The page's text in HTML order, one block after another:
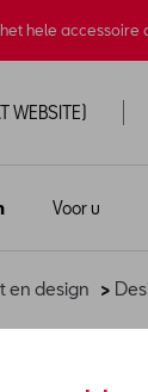
hele
WEBSITE)
Voor u
en design >